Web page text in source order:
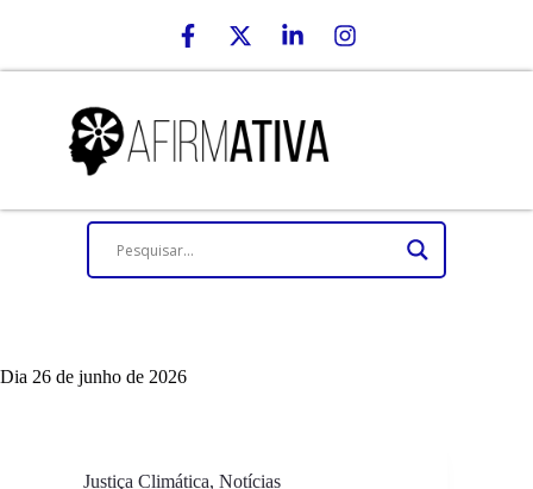
Dia 26 de junho de 2026
Justiça Climática, Notícias